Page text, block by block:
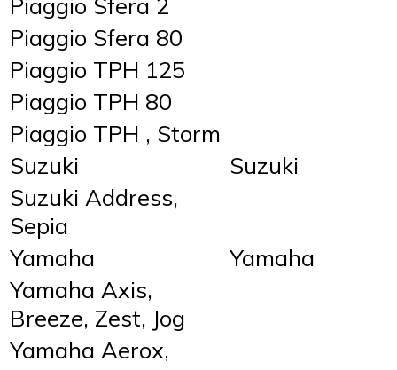
Piaggio Sfera 80
Piaggio TPH 125
Piaggio TPH 80
Piaggio TPH , Storm
Suzuki
Suzuki
Suzuki Address,
Sepia
Yamaha
Yamaha
Yamaha Axis,
Breeze, Zest, Jog
Yamaha Aerox,